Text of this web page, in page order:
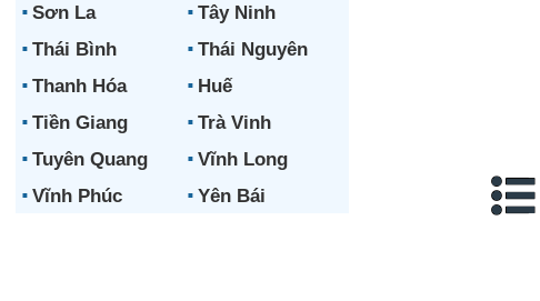
Sơn La
Tây Ninh
Thái Bình
Thái Nguyên
Thanh Hóa
Huế
Tiền Giang
Trà Vinh
Tuyên Quang
Vĩnh Long
Vĩnh Phúc
Yên Bái